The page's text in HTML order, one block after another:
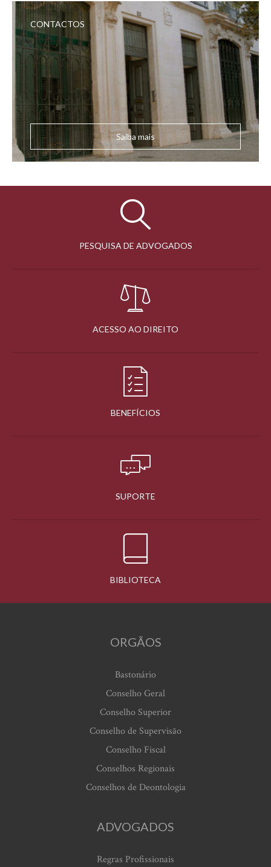
CONTACTOS
Saiba mais
PESQUISA DE ADVOGADOS
ACESSO AO DIREITO
BENEFÍCIOS
SUPORTE
BIBLIOTECA
ORGÃOS
Bastonário
Conselho Geral
Conselho Superior
Conselho de Supervisão
Conselho Fiscal
Conselhos Regionais
Conselhos de Deontologia
ADVOGADOS
Regras Profissionais